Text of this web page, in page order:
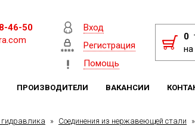
46-50
Вход
Регистрация
Помощь
0
ПРОИЗВОДИТЕЛИ ВАКАНСИИ
гидравлика » Соединения из нержавеющей стали »